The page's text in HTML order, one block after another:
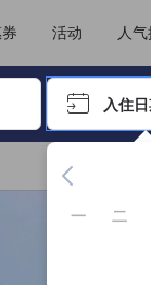
活动 人
击 Enter 键以选择
入住
按 Enter 键开
一 二